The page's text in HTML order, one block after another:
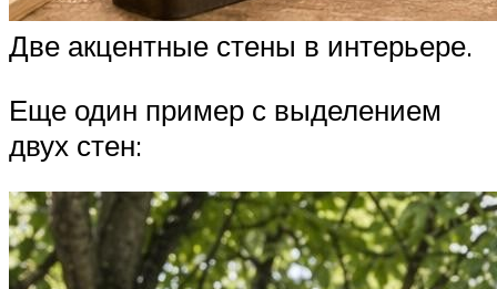
Две акцентные стены в интерьере.
Еще один пример с выделением
двух стен: